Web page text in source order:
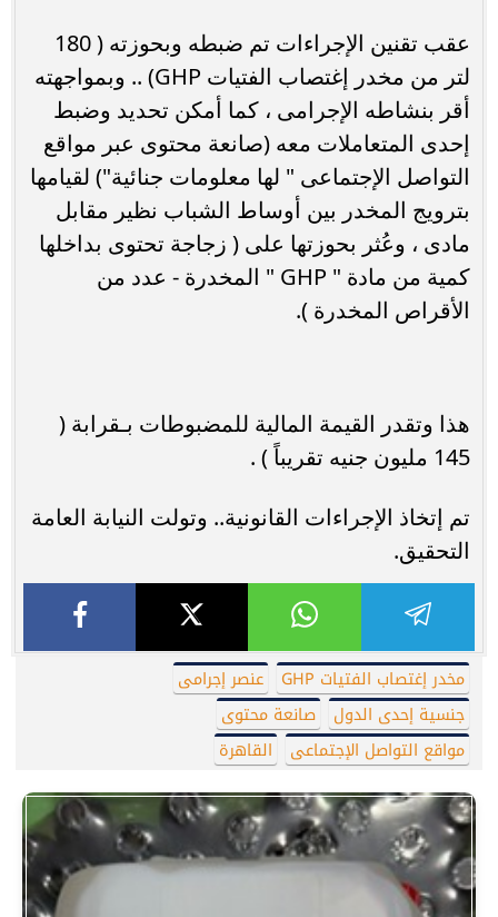
عقب تقنين الإجراءات تم ضبطه وبحوزته ( 180
لتر من مخدر إغتصاب الفتيات GHP) .. وبمواجهته
أقر بنشاطه الإجرامى ، كما أمكن تحديد وضبط
إحدى المتعاملات معه (صانعة محتوى عبر مواقع
التواصل الإجتماعى " لها معلومات جنائية") لقيامها
بترويج المخدر بين أوساط الشباب نظير مقابل
مادى ، وعُثر بحوزتها على ( زجاجة تحتوى بداخلها
كمية من مادة " GHP " المخدرة - عدد من
الأقراص المخدرة ).
هذا وتقدر القيمة المالية للمضبوطات بـقرابة (
145 مليون جنيه تقريباً ) .
تم إتخاذ الإجراءات القانونية.. وتولت النيابة العامة
التحقيق.
مخدر إغتصاب الفتيات GHP
عنصر إجرامى
جنسية إحدى الدول
صانعة محتوى
مواقع التواصل الإجتماعى
القاهرة